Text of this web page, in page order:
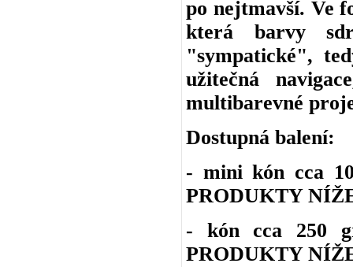
po nejtmavší. Ve
která barvy
"sympatické",
užitečná
multibarevné
Dostupná balení:
- mini kón cca
PRODUKTY
- kón cca 250
PRODUKTY